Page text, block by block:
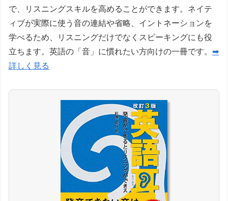
で、リスニングスキルを高めることができます。ネイテ
ィブが実際に使う音の連結や省略、イントネーションを
学べるため、リスニングだけでなくスピーキングにも役
立ちます。英語の「音」に慣れたい方向けの一冊です。 ➡
詳しく見る